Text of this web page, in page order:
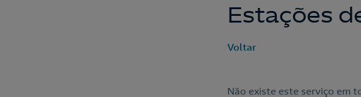
Estações
Voltar
Não existe este serviço em